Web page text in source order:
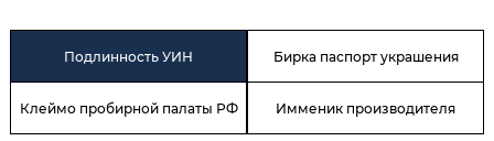
Подлинность УИН Бирка паспорт украшения
Клеймо пробирной палаты РФ Имменик производителя